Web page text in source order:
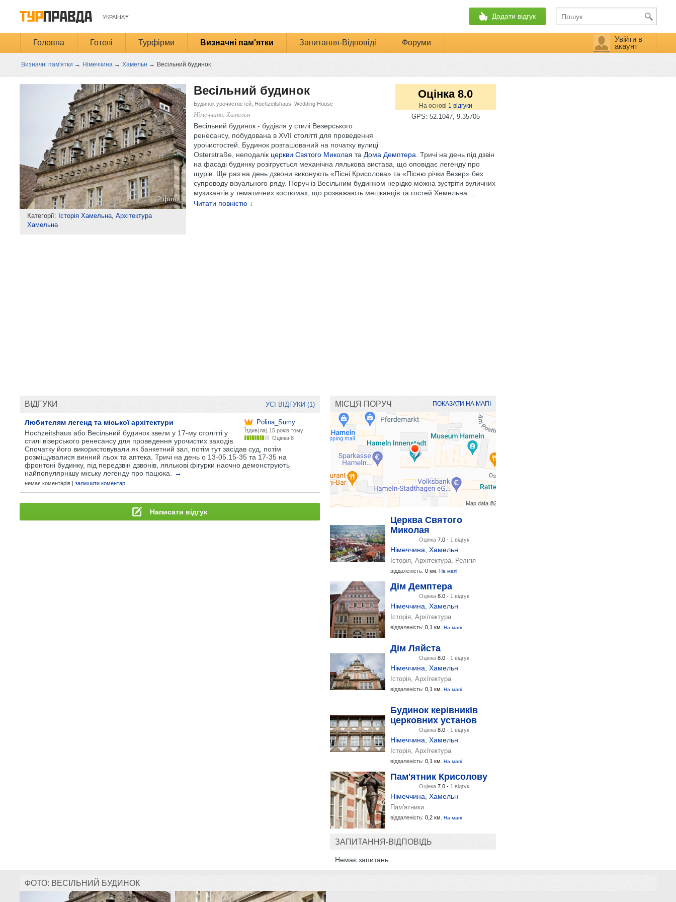
УКРАЇНА Додати відгук
Головна Готелі Турфірми Визначні пам'ятки Запитання-Відповіді Форуми
Увійти в
акаунт
Визначні пам'ятки → Німеччина → Хамельн → Весільний будинок
2 фото
Категорії: Історія Хамельна, Архітектура
Хамельна
Оцінка 8.0
На основі 1 відгуки
GPS: 52.1047, 9.35705
Весільний будинок
Будинок урочистостей, Hochzeitshaus, Wedding House
Німеччина, Хамельн
Весільний будинок - будівля у стилі Везерського
ренесансу, побудована в XVII столітті для проведення
урочистостей. Будинок розташований на початку вулиці
Osterstraße, неподалік церкви Святого Миколая та Дома Демптера . Тричі на день під дзвін
на фасаді будинку розігрується механічна лялькова вистава, що оповідає легенду про
щурів. Ще раз на день дзвони виконують «Пісні Крисолова» та «Пісню річки Везер» без
супроводу візуального ряду. Поруч із Весільним будинком нерідко можна зустріти вуличних
музикантів у тематичних костюмах, що розважають мешканців та гостей Хемельна.
Читати повністю ↓
ВІДГУКИ УСІ ВІДГУКИ (1)
Polina_Sumy
Їздив(ла) 15 років тому
Оцінка 8
Любителям легенд та міської архітектури
Hochzeitshaus або Весільний будинок звели у 17-му столітті у
стилі візерського ренесансу для проведення урочистих заходів.
Спочатку його використовували як банкетний зал, потім тут засідав суд, потім
розміщувалися винний льох та аптека. Тричі на день о 13-05.15-35 та 17-35 на
фронтоні будинку, під передзвін дзвонів, лялькові фігурки наочно демонструють
найпопулярнішу міську легенду про пацюка.
→
немає коментарів | залишити коментар
Написати відгук
МІСЦЯ ПОРУЧ ПОКАЗАТИ НА МАПІ
Церква Святого
Миколая
Оцінка 7.0 - 1 відгук
Німеччина Хамельн
Історія, Архітектура, Релігія
віддаленість: 0 км. На мапі
Дім Демптера
Оцінка 8.0 - 1 відгук
Німеччина Хамельн
Історія, Архітектура
віддаленість: 0,1 км. На мапі
Дім Ляйста
Оцінка 8.0 - 1 відгук
Німеччина Хамельн
Історія, Архітектура
віддаленість: 0,1 км. На мапі
Будинок керівників
церковних установ
Оцінка 8.0 - 1 відгук
Німеччина Хамельн
Історія, Архітектура
віддаленість: 0,1 км. На мапі
Пам'ятник Крисолову
Оцінка 7.0 - 1 відгук
Німеччина Хамельн
Пам'ятники
віддаленість: 0,2 км. На мапі
ЗАПИТАННЯ-ВІДПОВІДЬ
Немає запитань
ФОТО: ВЕСІЛЬНИЙ БУДИНОК